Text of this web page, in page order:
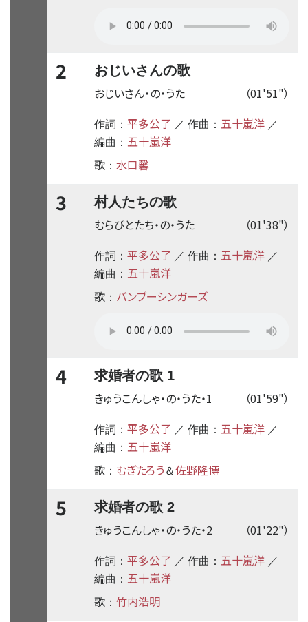
2 おじいさんの歌
（01'51"）
おじいさん・の・うた
作詞： 平多公了 ／ 作曲： 五十嵐洋 ／
編曲： 五十嵐洋
歌 ： 水口馨
3 村人たちの歌
（01'38"）
むらびとたち・の・うた
作詞： 平多公了 ／ 作曲： 五十嵐洋 ／
編曲： 五十嵐洋
歌 ： バンブーシンガーズ
4 求婚者の歌 1
（01'59"）
きゅうこんしゃ・の・うた・1
作詞： 平多公了 ／ 作曲： 五十嵐洋 ／
編曲： 五十嵐洋
歌 ： むぎたろう ＆佐野隆博
5 求婚者の歌 2
（01'22"）
きゅうこんしゃ・の・うた・2
作詞： 平多公了 ／ 作曲： 五十嵐洋 ／
編曲： 五十嵐洋
歌 ： 竹内浩明